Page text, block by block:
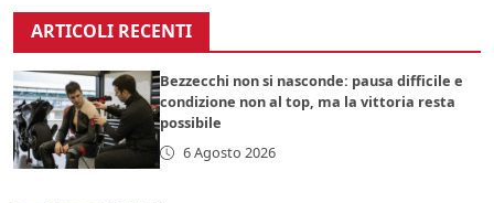
ARTICOLI RECENTI
Bezzecchi non si nasconde: pausa difficile e
condizione non al top, ma la vittoria resta
possibile
6 Agosto 2026